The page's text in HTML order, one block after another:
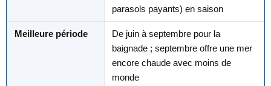
parasols payants) en saison
Meilleure période
De juin à septembre pour la
baignade ; septembre offre une mer
encore chaude avec moins de
monde